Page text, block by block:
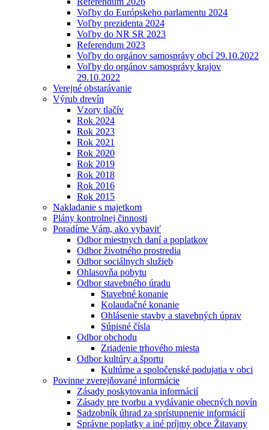
Voľby do Európskeho parlamentu 2024
Voľby prezidenta 2024
Voľby do NR SR 2023
Referendum 2023
Voľby do orgánov samosprávy obcí 29.10.2022
Voľby do orgánov samosprávy krajov
29.10.2022
Verejné obstarávanie
Výrub drevín
Vzory tlačív
Rok 2024
Rok 2023
Rok 2021
Rok 2020
Rok 2019
Rok 2018
Rok 2016
Rok 2015
Nakladanie s majetkom
Plány kontrolnej činnosti
Poradíme Vám, ako vybaviť
Odbor miestnych daní a poplatkov
Odbor životného prostredia
Odbor sociálnych služieb
Ohlasovňa pobytu
Odbor stavebného úradu
Stavebné konanie
Kolaudačné konanie
Ohlásenie stavby a stavebných úprav
Súpisné čísla
Odbor obchodu
Zriadenie trhového miesta
Odbor kultúry a športu
Kultúrne a spoločenské podujatia v obci
Povinne zverejňované informácie
Zásady poskytovania informácií
Zásady pre tvorbu a vydávanie obecných novín
Sadzobník úhrad za sprístupnenie informácií
Správne poplatky a iné príjmy obce Žitavany